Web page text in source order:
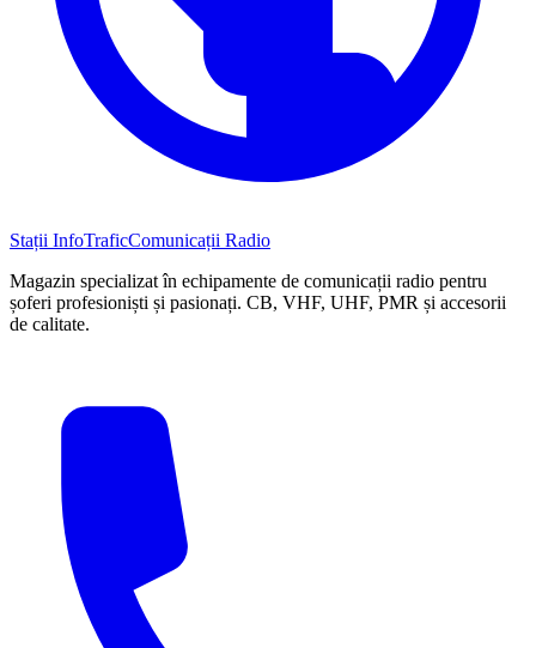
Stații InfoTraficComunicații Radio
Magazin specializat în echipamente de comunicații radio pentru
șoferi profesioniști și pasionați. CB, VHF, UHF, PMR și accesorii
de calitate.